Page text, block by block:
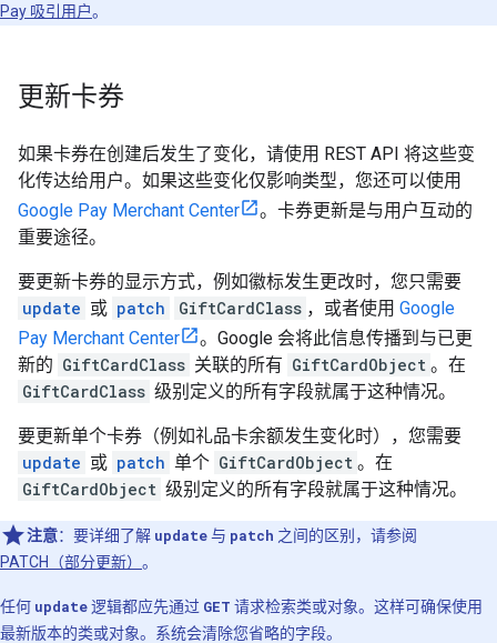
Pay 吸引用户。
更新卡券
如果卡券在创建后发生了变化，请使用 REST API 将这些变
化传达给用户。如果这些变化仅影响类型，您还可以使用
Google Pay Merchant Center
。卡券更新是与用户互动的
重要途径。
要更新卡券的显示方式，例如徽标发生更改时，您只需要
update 或 patch GiftCardClass ，或者使用 Google
Pay Merchant Center
。Google 会将此信息传播到与已更
新的 GiftCardClass 关联的所有 GiftCardObject 。在
GiftCardClass 级别定义的所有字段就属于这种情况。
要更新单个卡券（例如礼品卡余额发生变化时），您需要
update 或 patch 单个 GiftCardObject 。在
GiftCardObject 级别定义的所有字段就属于这种情况。
注意：要详细了解 update与 patch 之间的区别，请参阅
PATCH（部分更新） 。
任何 update逻辑都应先通过 GET 请求检索类或对象。这样可确保使用
最新版本的类或对象。系统会清除您省略的字段。